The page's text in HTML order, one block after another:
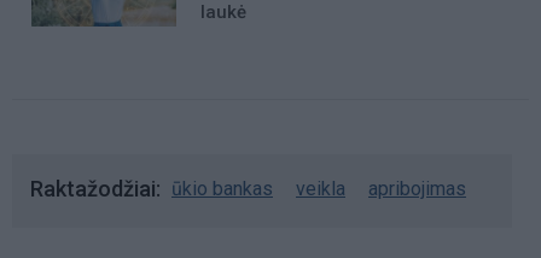
laukė
Raktažodžiai ūkio bankas veikla apribojimas